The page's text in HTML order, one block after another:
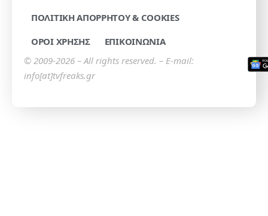
ΠΟΛΙΤΙΚΗ ΑΠΟΡΡΗΤΟΥ & COOKIES
ΟΡΟΙ ΧΡΗΣΗΣ
ΕΠΙΚΟΙΝΩΝΙΑ
© 2009-2026 – All rights reserved. – E-mail:
info[at]tvfreaks.gr